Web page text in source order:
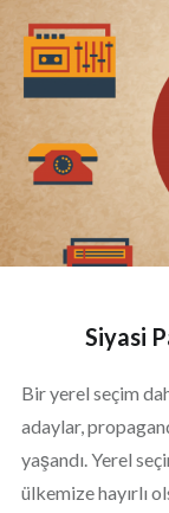
Siyasi
Bir yerel seçim
adaylar,
yaşandı. Yerel
ülkemize hayırlı